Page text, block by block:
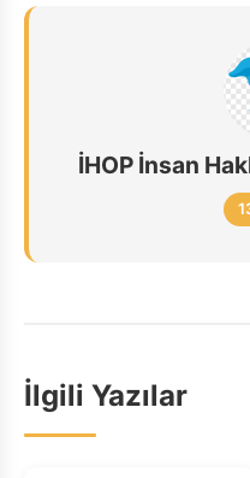
İHOP İnsan
İlgili Yazılar